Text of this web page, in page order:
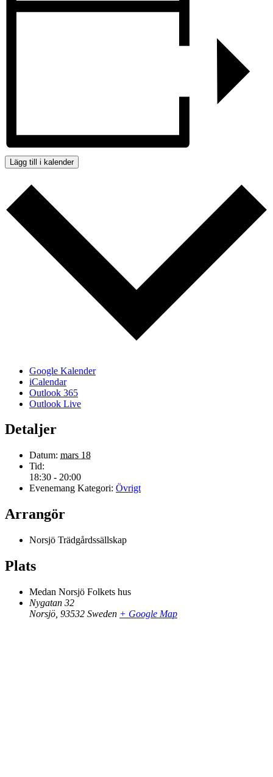
Lägg till i kalender
Google Kalender
iCalendar
Outlook 365
Outlook Live
Detaljer
Datum: mars 18
Tid:
18:30 - 20:00
Evenemang Kategori: Övrigt
Arrangör
Norsjö Trädgårdssällskap
Plats
Medan Norsjö Folkets hus
Nygatan 32
Norsjö 93532 Sweden + Google Map